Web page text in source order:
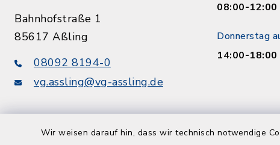
Wir weisen darauf hin, dass wir technisch notwendige
Bahnhofstraße 1
85617 Aßling
08092 8194-0
vg.assling@vg-assling.de
08:00-12:00
Donnerstag
14:00-18:00